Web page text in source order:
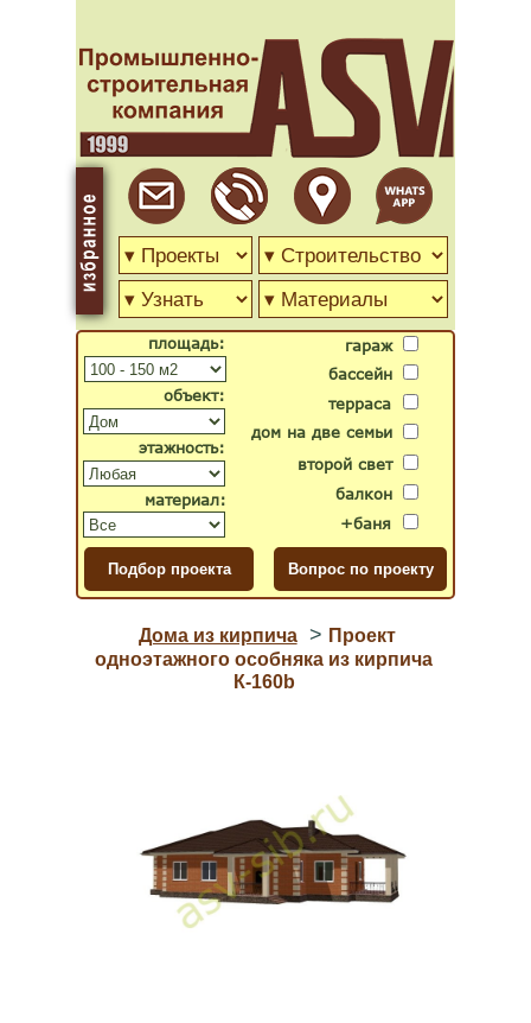
гараж
бассейн
второй свет
дом на две семьи
терраса
балкон
+баня
объект:
материал:
площадь:
этажность:
Дома из кирпича > Проект
одноэтажного особняка из кирпича
К-160b